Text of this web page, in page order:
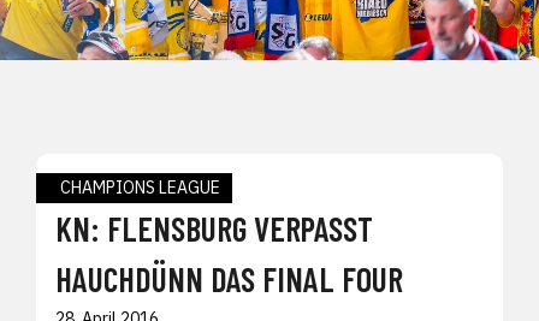
CHAMPIONS LEAGUE
KN: FLENSBURG VERPASST
HAUCHDÜNN DAS FINAL FOUR